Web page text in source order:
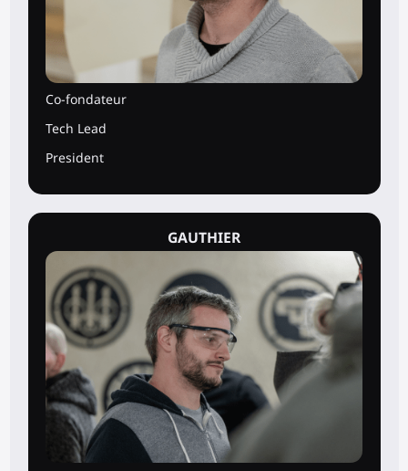
Co-fondateur
Tech Lead
President
GAUTHIER